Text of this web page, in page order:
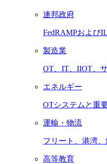
連邦政府
FedRAMPおよび
製造業
OT、IT、IIOT、
エネルギー
OTシステムと重
運輸・物流
フリート、港湾、
高等教育